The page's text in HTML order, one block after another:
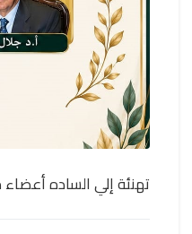
تهنئة إلي الساده